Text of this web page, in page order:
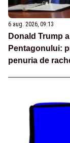
6 aug. 2026, 09:13
Donald Trump
Pentagonului:
penuria de